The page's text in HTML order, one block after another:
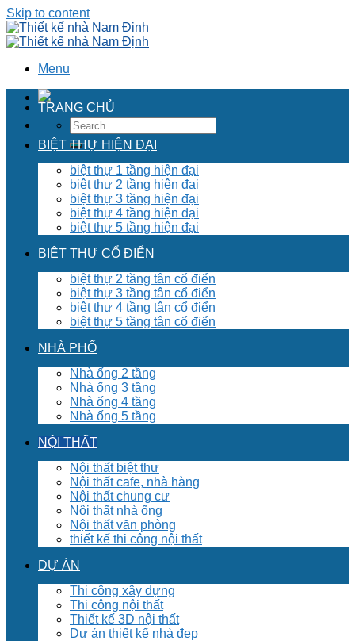
Skip to content
Menu
TRANG CHỦ
BIỆT THỰ HIỆN ĐẠI
biệt thự 1 tầng hiện đại
biệt thự 2 tầng hiện đại
biệt thự 3 tầng hiện đại
biệt thự 4 tầng hiện đại
biệt thự 5 tầng hiện đại
BIỆT THỰ CỔ ĐIỂN
biệt thự 2 tầng tân cổ điển
biệt thự 3 tầng tân cổ điển
biệt thự 4 tầng tân cổ điển
biệt thự 5 tầng tân cổ điển
NHÀ PHỐ
Nhà ống 2 tầng
Nhà ống 3 tầng
Nhà ống 4 tầng
Nhà ống 5 tầng
NỘI THẤT
Nội thất biệt thư
Nội thất cafe, nhà hàng
Nội thất chung cư
Nội thất nhà ống
Nội thất văn phòng
thiết kế thi công nội thất
DỰ ÁN
Thi công xây dựng
Thi công nội thất
Thiết kế 3D nội thất
Dự án thiết kế nhà đẹp